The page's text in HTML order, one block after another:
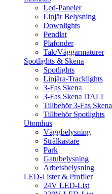
Led-Paneler
Linjär Belysning
Downlights
Pendlat
Plafonder
Tak/Väggarmaturer
Spotlights & Skena
Spotlights
Linjära-Tracklights
3-Fas Skena
3-Fas Skena DALI
Tillbehör 3-Fas Skena
Tillbehör Spotlights
Utomhus
Väggbelysning
Strålkastare
Park
Gatubelysning
Arbetsbelysning
LED-Lister & Profiler
24V LED-List